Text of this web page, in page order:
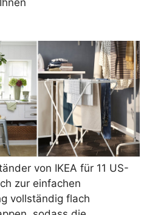
von IKEA für 11 US-
zur einfachen
vollständig flach